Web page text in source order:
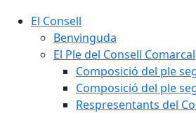
El Consell
Benvinguda
El Ple del Consell Comarcal
Composició del ple
Composició del ple
Respresentants del